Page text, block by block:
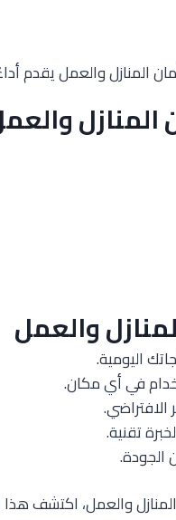
المنازل والعمل يقدم
والعمل
اليومية.
في أي مكان.
تقنية.
الجودة.
والعمل، اكتشف